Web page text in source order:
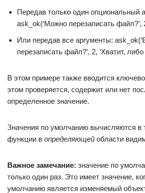
Передав только один опциональный
ask_ok(‘Можно перезаписать файл?’,
Или передав все аргументы:
перезаписать файл?’, 2, ‘Хватит,
В этом примере также вводится
этом проверяется, содержит или нет
определенное значение.
Значения по умолчанию вычисляются в
функции в определяющей области
Важное замечание: значение по
только один раз. Это имеет значение,
умолчанию является изменяемый